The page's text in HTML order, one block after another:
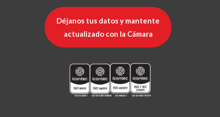
Déjanos tus datos y mantente
actualizado con la Cámara